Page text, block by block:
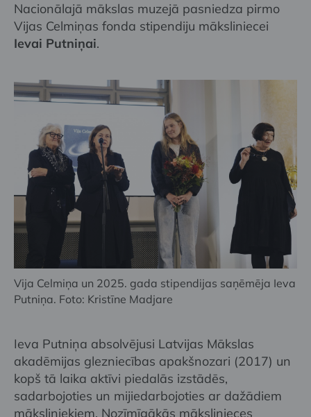
Nacionālajā mākslas muzejā pasniedza pirmo
Vijas Celmiņas fonda stipendiju māksliniecei
Ievai Putniņai.
Vija Celmiņa un 2025. gada stipendijas saņēmēja Ieva
Putniņa. Foto: Kristīne Madjare
Ieva Putniņa absolvējusi Latvijas Mākslas
akadēmijas glezniecības apakšnozari (2017) un
kopš tā laika aktīvi piedalās izstādēs,
sadarbojoties un mijiedarbojoties ar dažādiem
māksliniekiem. Nozīmīgākās mākslinieces